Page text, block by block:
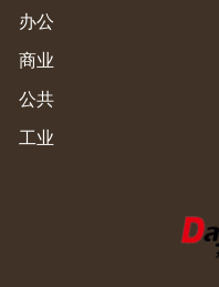
办公
商业
公共
工业